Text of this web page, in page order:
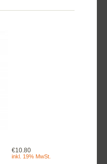
€10.80
inkl. 19% MwSt.